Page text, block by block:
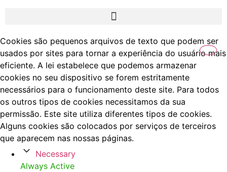
Cookies são pequenos arquivos de texto que podem ser
usados por sites para tornar a experiência do usuário mais
eficiente. A lei estabelece que podemos armazenar
cookies no seu dispositivo se forem estritamente
necessários para o funcionamento deste site. Para todos
os outros tipos de cookies necessitamos da sua
permissão. Este site utiliza diferentes tipos de cookies.
Alguns cookies são colocados por serviços de terceiros
que aparecem nas nossas páginas.
Necessary
Always Active